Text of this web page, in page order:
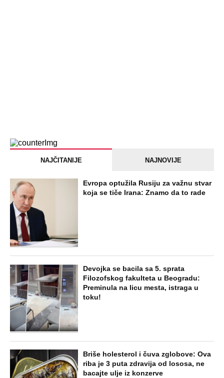
NAJČITANIJE NAJNOVIJE
Evropa optužila Rusiju za važnu stvar
koja se tiče Irana: Znamo da to rade
Devojka se bacila sa 5. sprata
Filozofskog fakulteta u Beogradu:
Preminula na licu mesta, istraga u
toku!
Briše holesterol i čuva zglobove: Ova
riba je 3 puta zdravija od lososa, ne
bacajte ulje iz konzerve